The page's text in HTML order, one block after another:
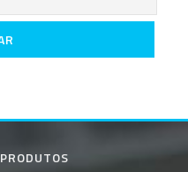
PRODUTOS